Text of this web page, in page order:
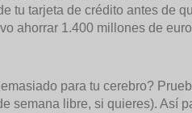
tu tarjeta de crédito antes de
ahorrar 1.400 millones de
para tu cerebro?
semana libre, si quieres). Así